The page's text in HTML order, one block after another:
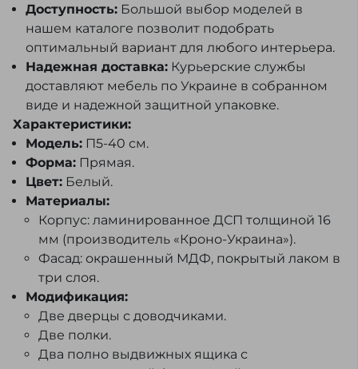
Доступность: Большой выбор моделей в
нашем каталоге позволит подобрать
оптимальный вариант для любого интерьера.
Надежная доставка: Курьерские службы
доставляют мебель по Украине в собранном
виде и надежной защитной упаковке.
Характеристики:
Модель: П5-40 см.
Форма: Прямая.
Цвет: Белый.
Материалы:
Корпус: ламинированное ДСП толщиной 16
мм (производитель «Кроно-Украина»).
Фасад: окрашенный МДФ, покрытый лаком в
три слоя.
Модификация:
Две дверцы с доводчиками.
Две полки.
Два полно выдвижных ящика с